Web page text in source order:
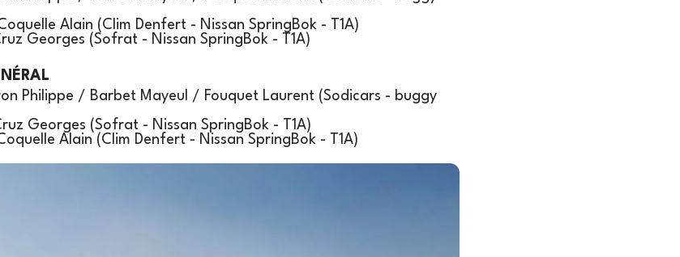
Alain (Clim Denfert - Nissan SpringBok - T1A)
Georges (Sofrat - Nissan SpringBok - T1A)
Philippe / Barbet Mayeul / Fouquet Laurent (Sodicars - buggy
Georges (Sofrat - Nissan SpringBok - T1A)
Alain (Clim Denfert - Nissan SpringBok - T1A)